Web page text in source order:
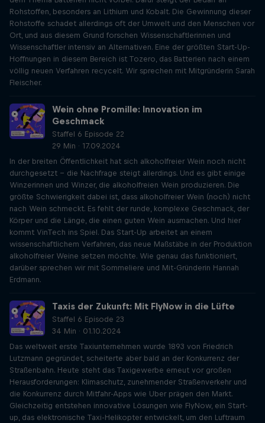
Rohstoffen, besonders an Lithium und Kobalt. Die Gewinnung dieser
Rohstoffe schadet allerdings oft der Umwelt und den Menschen vor
Ort, und aus diesem Grund forschen Wissenschaftlerinnen und
Wissenschaftler intensiv an Alternativen. Eine der größten Start-Up-
Hoffnungen in diesem Bereich ist Tozero, das Batterien nach einem
völlig neuen Verfahren recycelt. Wir sprechen mit Mitgründerin Sarah
Fleischer.
Wein ohne Promille: Innovation im
Geschmack
Staffel 6 Episode 22
29 Min · 17.09.2024
In der breiten Öffentlichkeit hat sich alkoholfreier Wein noch nicht
durchgesetzt - die Nachfrage steigt allerdings. Und es gibt einige
Winzerinnen und Winzer, die alkoholfreien Wein produzieren. Die
größte Schwierigkeit dabei ist, dass alkoholfreier Wein (noch) nicht
nach Wein schmeckt. Es fehlt der runde, komplexe Geschmack, der
Körper und die Länge, die einen guten Wein ausmachen. Und hier
kommt VinTech ins Spiel. Das Start-Up arbeitet an einem
wissenschaftlichem Verfahren, das neue Maßstäbe in der Produktion
alkoholfreier Weine setzen möchte. Wie genau das funktioniert,
darüber sprechen wir mit Sommeliere und Mit-Gründerin Hannah
Erdmann.
Taxis der Zukunft: Mit FlyNow in die Lüfte
Staffel 6 Episode 23
34 Min · 01.10.2024
Das weltweit erste Taxiunternehmen wurde 1893 von Friedrich
Lutzmann gegründet, scheiterte aber bald an der Konkurrenz der
Straßenbahn. Heute steht das Taxigewerbe erneut vor großen
Herausforderungen: Klimaschutz, zunehmender Straßenverkehr und
die Konkurrenz durch Mitfahr-Apps wie Uber prägen den Markt.
Gleichzeitig entstehen innovative Lösungen wie FlyNow, ein Start-
up, das elektronische Taxi-Helikopter entwickelt, um den Luftraum